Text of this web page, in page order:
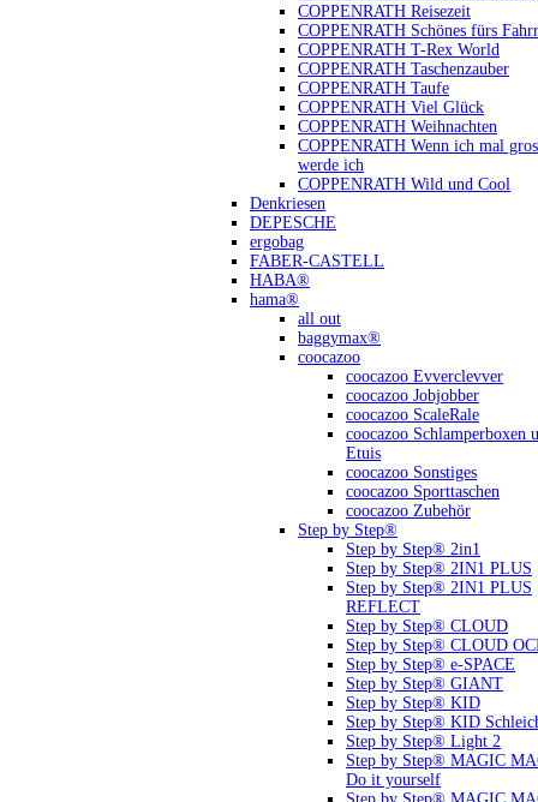
COPPENRATH Reisezeit
COPPENRATH Schönes fürs
COPPENRATH T-Rex World
COPPENRATH Taschenzauber
COPPENRATH Taufe
COPPENRATH Viel Glück
COPPENRATH Weihnachten
COPPENRATH Wenn ich mal
werde ich
COPPENRATH Wild und Cool
Denkriesen
DEPESCHE
ergobag
FABER-CASTELL
HABA®
hama®
all out
baggymax®
coocazoo
coocazoo Evverclevver
coocazoo Jobjobber
coocazoo ScaleRale
coocazoo Schlamperboxen
Etuis
coocazoo Sonstiges
coocazoo Sporttaschen
coocazoo Zubehör
Step by Step®
Step by Step® 2in1
Step by Step® 2IN1 PLUS
Step by Step® 2IN1 PLUS
REFLECT
Step by Step® CLOUD
Step by Step® CLOUD
Step by Step® e-SPACE
Step by Step® GIANT
Step by Step® KID
Step by Step® KID
Step by Step® Light 2
Step by Step® MAGIC
Do it yourself